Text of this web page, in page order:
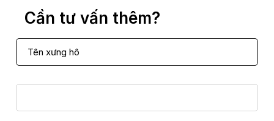
Cần tư vấn thêm?
ê
ư
i